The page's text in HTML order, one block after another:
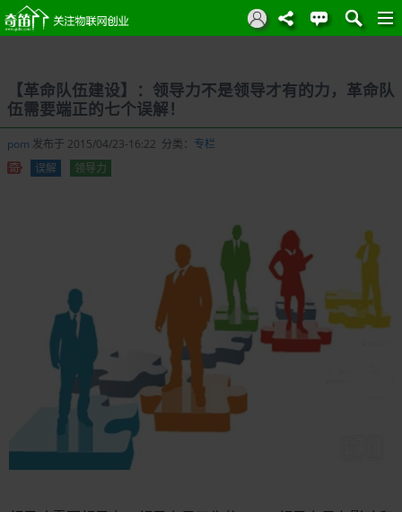
【革命队伍建设】：领导力不是领导才有的力，革命队
伍需要端正的七个误解！
pom 发布于 2015/04/23-16:22 分类： 专栏
误解
领导力